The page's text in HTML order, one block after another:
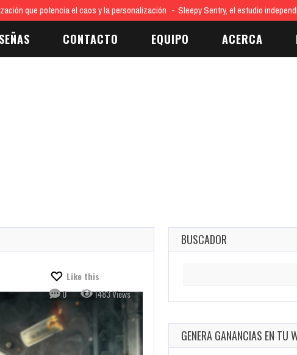
que potencia el caos y la personalización Sleepy Sentry, el estudio
CONTACTO EQUIPO ACERCA
Like this
0
1483 Views
BUSCADOR
GENERA GANANCIAS EN TU